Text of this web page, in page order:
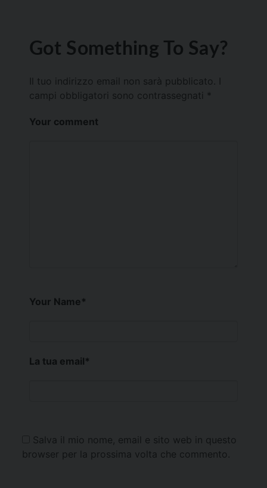
Got Something To Say?
Il tuo indirizzo email non sarà pubblicato.
campi obbligatori sono contrassegnati *
Your comment
Your Name*
La tua email*
Salva il mio nome, email e sito web in questo
browser per la prossima volta che commento.